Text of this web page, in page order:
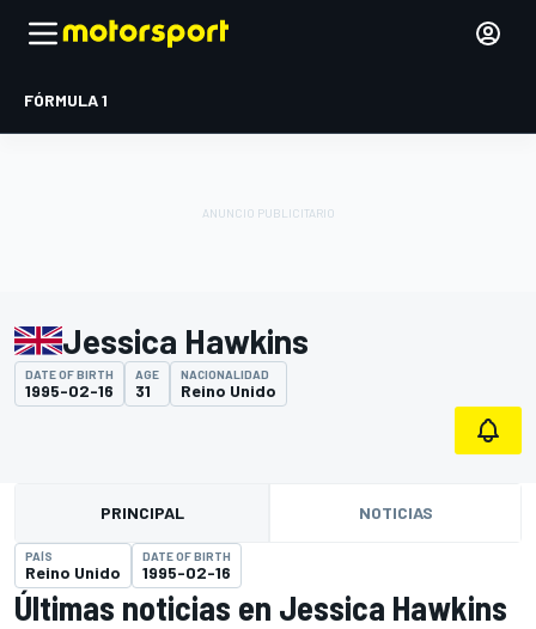
FÓRMULA 1
Jessica Hawkins
DATE OF BIRTH
1995-02-16
AGE
31
NACIONALIDAD
Reino Unido
PRINCIPAL NOTICIAS
PAÍS
Reino Unido
DATE OF BIRTH
1995-02-16
Últimas noticias en Jessica Hawkins